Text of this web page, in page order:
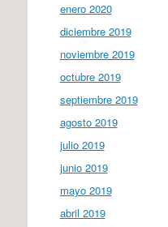
enero 2020
diciembre 2019
noviembre 2019
octubre 2019
septiembre 2019
agosto 2019
julio 2019
junio 2019
mayo 2019
abril 2019